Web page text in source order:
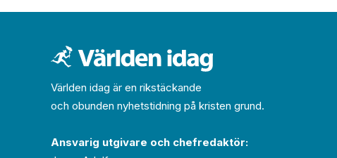
Världen idag är en rikstäckande
och obunden nyhets­­­tidning på kristen grund.
Ansvarig utgivare och chef­redaktör: